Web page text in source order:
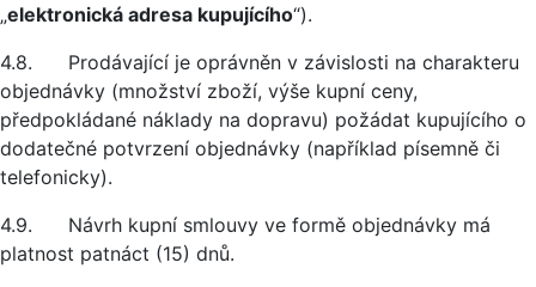
„elektronická adresa kupujícího“).
4.8. Prodávající je oprávněn v závislosti na charakteru
objednávky (množství zboží, výše kupní ceny,
předpokládané náklady na dopravu) požádat kupujícího o
dodatečné potvrzení objednávky (například písemně či
telefonicky).
4.9. Návrh kupní smlouvy ve formě objednávky má
platnost patnáct (15) dnů.